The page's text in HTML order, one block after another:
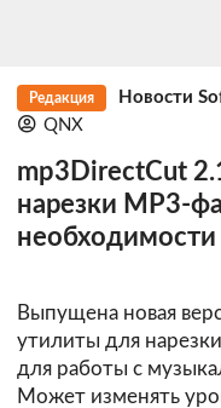
Редакция Новости
QNX
mp3DirectCut
нарезки MP3-
Выпущена новая
утилиты для нарезки
для работы с
Может изменять